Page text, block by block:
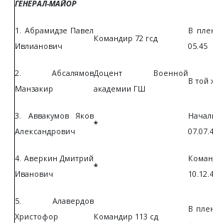
ГЕНЕРАЛ-МАЙОР
1. Абрамидзе Павел
Ивлианович
Командир 72 гсд
В
05.45
2. Абсалямов
Манзакир
Доцент Военной
академии ГШ
В той
3. Аввакумов Яков
Александрович
*
4. Аверкин Дмитрий
Иванович
*
5. Алавердов
Христофор
Командир 113 сд
В